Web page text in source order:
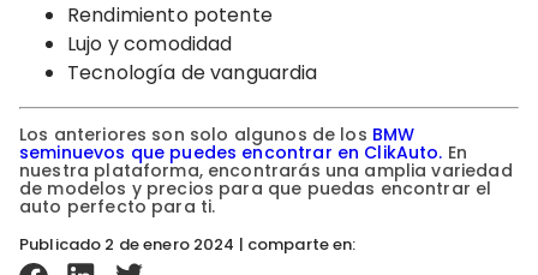
Rendimiento potente
Lujo y comodidad
Tecnología de vanguardia
Los anteriores son solo algunos de los BMW
seminuevos que puedes encontrar en ClikAuto. En
nuestra plataforma, encontrarás una amplia variedad
de modelos y precios para que puedas encontrar el
auto perfecto para ti.
Publicado 2 de enero 2024 | comparte en: